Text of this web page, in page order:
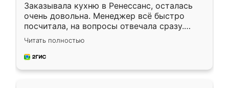
Заказывала кухню в Ренессанс, осталась
очень довольна. Менеджер всё быстро
посчитала, на вопросы отвечала сразу.
Замерщик приехал в субботу, подошёл к
делу со всей ответственностью. Собрали
за день, ребята работали аккуратно, даже
Читать полностью